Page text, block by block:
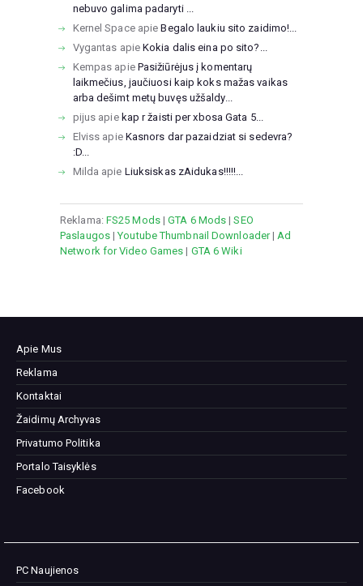
nebuvo galima padaryti ...
Kernel SpaceapieBegalo laukiu sito zaidimo!...
Vygantas apieKokia dalis eina po sito?...
Kempas apie Pasižiūrėjus į komentarų
laikmečius, jaučiuosi kaip koks mažas vaikas
arba dešimt metų buvęs užšaldy...
pijus apie kap r žaisti per xbosa Gata 5...
Elviss apie Kasnors dar pazaidziat si sedevra?
:D...
Milda apie Liuksiskas zAidukas!!!!!...
Reklama: FS25 Mods|GTA 6 Mods |SEO
Paslaugos|Youtube Thumbnail Downloader| Ad
Network for Video Games | GTA 6 Wiki
Apie Mus
Reklama
Kontaktai
Žaidimų Archyvas
Privatumo Politika
Portalo Taisyklės
Facebook
PC Naujienos